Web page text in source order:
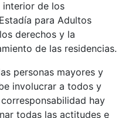
interior de los
para Adultos
derechos y la
de las residencias.
personas mayores y
involucrar a todos y
hay
todas las actitudes e